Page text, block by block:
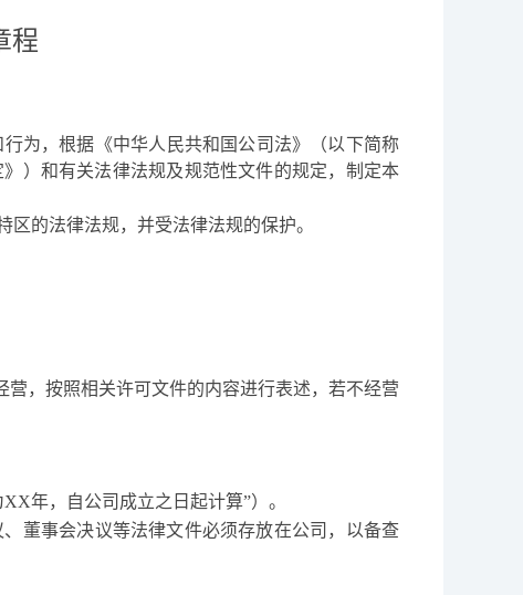
程
为，根据《中华人民共和国公司法》（以下简称
）和有关法律法规及规范性文件的规定，制定本
的法律法规，并受法律法规的保护。
营，按照相关许可文件的内容进行表述，若不经营
XX年，自公司成立之日起计算”）。
董事会决议等法律文件必须存放在公司，以备查